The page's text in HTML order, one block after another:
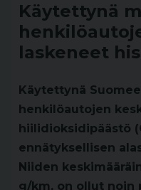
Käytettynä
laskeneet
Käytettynä
henkilöautojen
hiilidioksidipäästö
ennätyksellisen
Niiden
g/km, on ollut noin